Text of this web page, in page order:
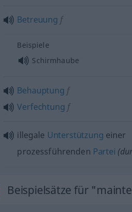
Betreuung f
Beispiele
Schirmhaube
Behauptung f
Verfechtung f
illegale Unterstützung einer
prozessführenden Partei
Beispielsätze für